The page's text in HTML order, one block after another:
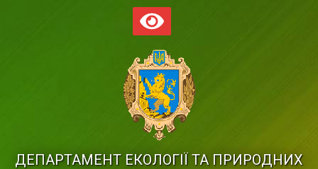
ДЕПАРТАМЕНТ ЕКОЛОГІЇ ТА ПРИРОДНИХ